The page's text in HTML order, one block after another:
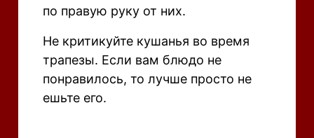
по правую руку от них.
Не критикуйте кушанья во время
трапезы. Если вам блюдо не
понравилось, то лучше просто не
ешьте его.